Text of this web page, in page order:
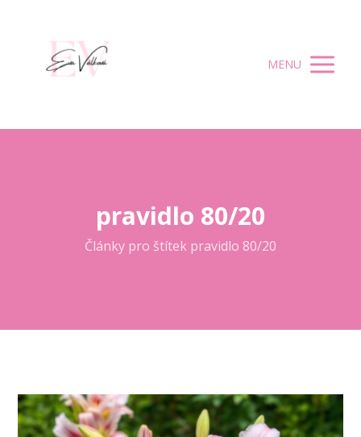
MENU
pravidlo 80/20
Články pro štítek pravidlo 80/20